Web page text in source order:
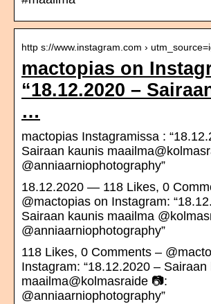
http s://www.instagram.com ›
mactopias on
“18.12.2020 –
…
mactopias Instagramissa :
Sairaan kaunis
@anniaarniophotography”
18.12.2020 — 118 Likes, 0
@mactopias on Instagram:
Sairaan kaunis maailma
@anniaarniophotography”
118 Likes, 0 Comments –
Instagram: “18.12.2020 – Sairaan
maailma@kolmasraide 📷:
@anniaarniophotography”